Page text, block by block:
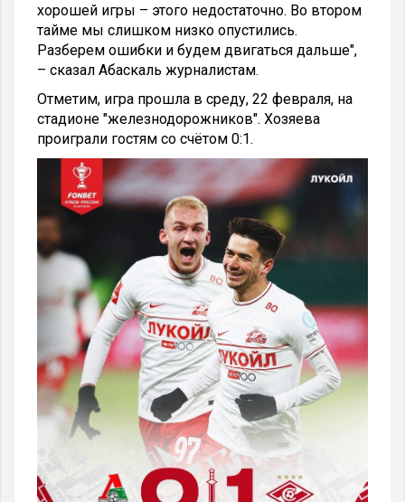
хорошей игры – этого недостаточно. Во втором
тайме мы слишком низко опустились.
Разберем ошибки и будем двигаться дальше",
– сказал Абаскаль журналистам.
Отметим, игра прошла в среду, 22 февраля, на
стадионе "железнодорожников". Хозяева
проиграли гостям со счётом 0:1.